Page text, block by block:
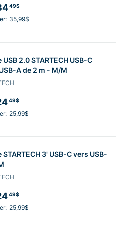
49$
35,99$
USB 2.0 STARTECH USB-C
A de 2 m - M/M
49$
25,99$
STARTECH 3' USB-C vers USB-
49$
25,99$